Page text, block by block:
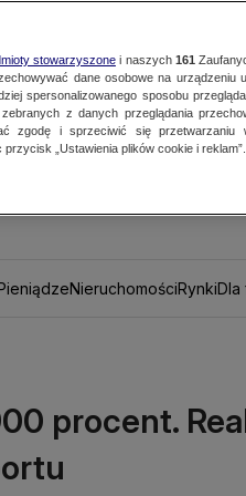
NieruchomościRynkiDla
procent.
stowarzyszonei naszych 161
dane osobowe na urządzeniu
spersonalizowanego sposobu
z danych przeglądania
zgodę i sprzeciwić się przetwarzaniu
„Ustawienia plików cookie i reklam”.